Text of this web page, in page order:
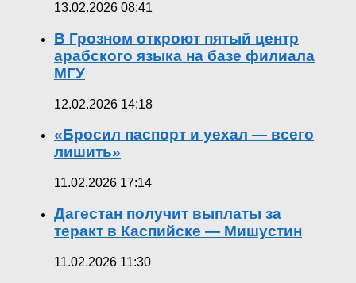
13.02.2026 08:41
В Грозном откроют пятый центр
арабского языка на базе филиала
МГУ
12.02.2026 14:18
«Бросил паспорт и уехал — всего
лишить»
11.02.2026 17:14
Дагестан получит выплаты за
теракт в Каспийске — Мишустин
11.02.2026 11:30